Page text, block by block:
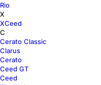
Rio
X
XCeed
C
Cerato Classic
Clarus
Cerato
Ceed GT
Ceed